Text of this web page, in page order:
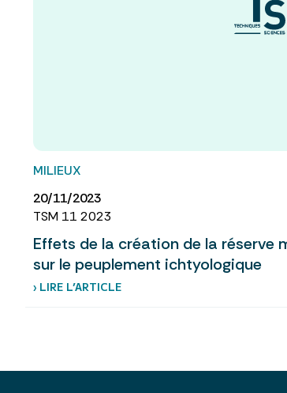
MILIEUX
20/11/2023
TSM 11 2023
Effets de la création de la réserve
sur le peuplement ichtyologique
› LIRE L’ARTICLE